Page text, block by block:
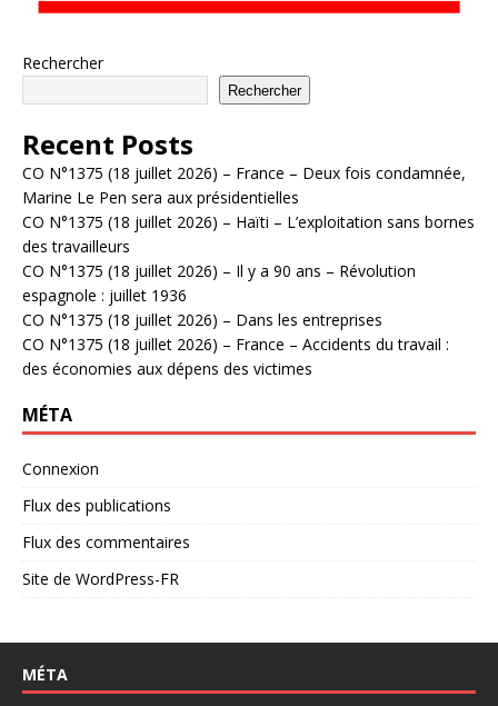
Rechercher
Rechercher
Recent Posts
CO N°1375 (18 juillet 2026) – France – Deux fois condamnée,
Marine Le Pen sera aux présidentielles
CO N°1375 (18 juillet 2026) – Haïti – L’exploitation sans bornes
des travailleurs
CO N°1375 (18 juillet 2026) – Il y a 90 ans – Révolution
espagnole : juillet 1936
CO N°1375 (18 juillet 2026) – Dans les entreprises
CO N°1375 (18 juillet 2026) – France – Accidents du travail :
des économies aux dépens des victimes
MÉTA
Connexion
Flux des publications
Flux des commentaires
Site de WordPress-FR
MÉTA